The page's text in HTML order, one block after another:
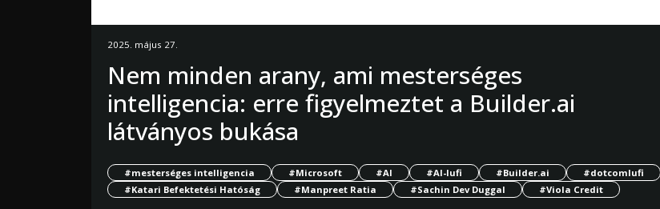
2025. május 27.
Nem minden arany, ami mesterséges
intelligencia: erre figyelmeztet a Builder.ai
látványos bukása
#mesterséges intelligencia #Microsoft #AI #AI-lufi #Builder.ai
#dotcomlufi
#Katari Befektetési Hatóság
#Manpreet Ratia #Sachin Dev Duggal #Viola Credit